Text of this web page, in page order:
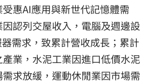
惠AI應用與新世代記憶體需
認列交屋收入，電腦及週邊設
需求，致累計營收成長；累計
業，水泥工業因進口低價水泥
求放緩，運動休閒業因市場需